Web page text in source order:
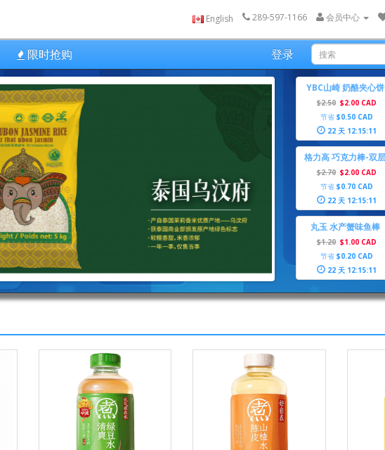
289-597-1166 会员中心
English
限时抢购 登录
YBC山崎 奶酪夹心饼
干
$2.50 $2.00 CAD
节省$0.50 CAD
22 天 12:15:10
格力高 巧克力棒-双层
可可
$2.70 $2.00 CAD
节省$0.70 CAD
22 天 12:15:10
丸玉 水产蟹味鱼棒
$1.20 $1.00 CAD
节省$0.20 CAD
22 天 12:15:10